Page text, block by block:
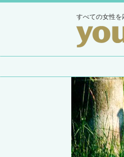
すべての女性